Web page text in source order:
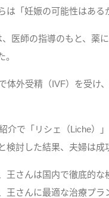
は「妊娠の可能性はある
医師の指導のもと、薬
体外受精（IVF）を受け
介で「リシェ（Liche）
検討した結果、夫婦は
王さんは国内で徹底的
王さんに最適な治療プラ